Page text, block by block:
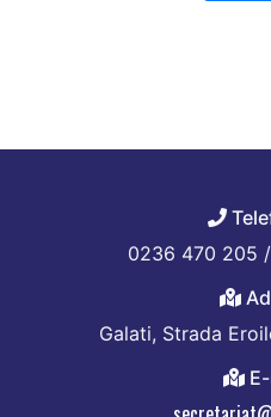
0236 470 205
Galati, Strada
E-